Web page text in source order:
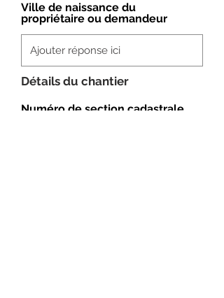
Ville de naissance du
propriétaire ou demandeur
Détails du chantier
Numéro de section cadastrale